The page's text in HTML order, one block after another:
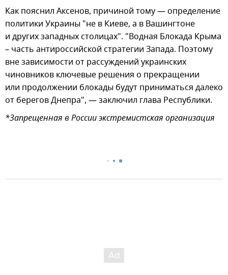
Как пояснил Аксенов, причиной тому — определение
политики Украины "не в Киеве, а в Вашингтоне
и других западных столицах". "Водная Блокада Крыма
– часть антироссийской стратегии Запада. Поэтому
вне зависимости от рассуждений украинских
чиновников ключевые решения о прекращении
или продолжении блокады будут приниматься далеко
от берегов Днепра", — заключил глава Республики.
*Запрещенная в России экстремистская организация